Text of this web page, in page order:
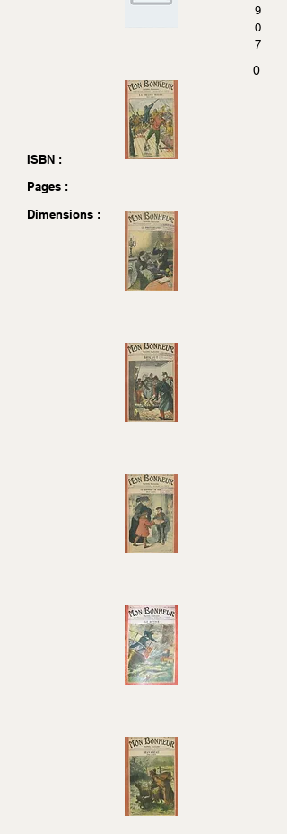
9
0
7
0
ISBN :
Pages :
Dimensions :